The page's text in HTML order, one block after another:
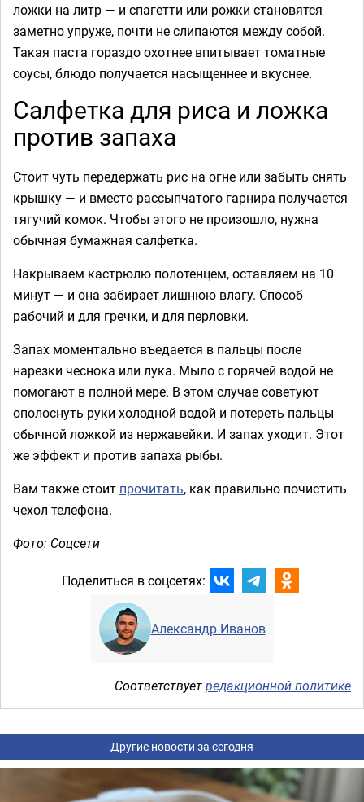
ложки на литр — и спагетти или рожки становятся
заметно упруже, почти не слипаются между собой.
Такая паста гораздо охотнее впитывает томатные
соусы, блюдо получается насыщеннее и вкуснее.
Салфетка для риса и ложка
против запаха
Стоит чуть передержать рис на огне или забыть снять
крышку — и вместо рассыпчатого гарнира получается
тягучий комок. Чтобы этого не произошло, нужна
обычная бумажная салфетка.
Накрываем кастрюлю полотенцем, оставляем на 10
минут — и она забирает лишнюю влагу. Способ
рабочий и для гречки, и для перловки.
Запах моментально въедается в пальцы после
нарезки чеснока или лука. Мыло с горячей водой не
помогают в полной мере. В этом случае советуют
ополоснуть руки холодной водой и потереть пальцы
обычной ложкой из нержавейки. И запах уходит. Этот
же эффект и против запаха рыбы.
Вам также стоит прочитать, как правильно почистить
чехол телефона.
Фото: Соцсети
Поделиться в соцсетях:
Александр Иванов
Соответствуетредакционной политике
Другие новости за сегодня